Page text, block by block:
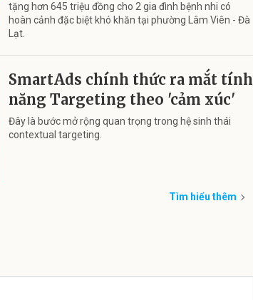
tặng hơn 645 triệu đồng cho 2 gia đình bệnh nhi có
hoàn cảnh đặc biệt khó khăn tại phường Lâm Viên - Đà
Lạt.
SmartAds chính thức ra mắt tính
năng Targeting theo 'cảm xúc'
Đây là bước mở rộng quan trọng trong hệ sinh thái
contextual targeting.
Tìm hiểu thêm